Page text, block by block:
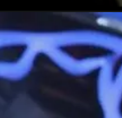
https://